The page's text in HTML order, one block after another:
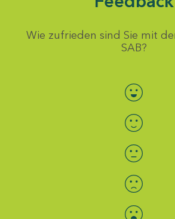
Wie zufrieden sind Sie mit
SAB?
Bewertung